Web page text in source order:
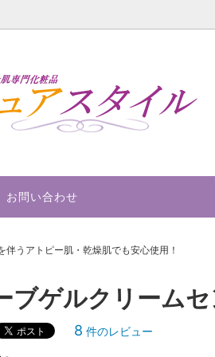
み
お問い合わせ
伴うアトピー肌・乾燥肌でも安心使用！
ブゲルクリーム
8 件のレビュー